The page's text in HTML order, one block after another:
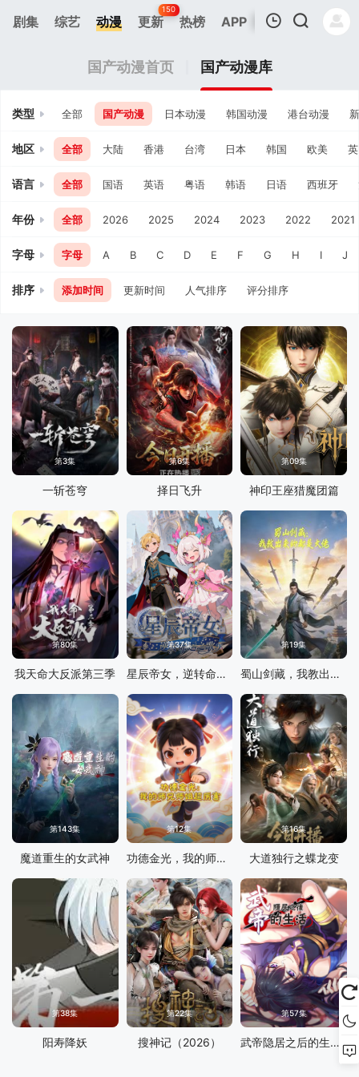
剧集 综艺 动漫 更新
150
热榜 APP
我的观影记录
暂无观看影片的记录
国产动漫首页 国产动漫库
类型 全部 国产动漫 日本动漫 韩国动漫 港台动漫
地区 全部 大陆 香港 台湾 日本 韩国 欧美
语言 全部 国语 英语 粤语 韩语 日语 西班牙
年份 全部 2026 2025 2024 2023 2022 2021
字母 字母 A B C D E F G H I J
排序 添加时间 更新时间 人气排序 评分排序
第3集
一斩苍穹
第6集
择日飞升
第09集
神印王座猎魔团篇
第80集
我天命大反派第三季
第37集
星辰帝女，逆转命运之歌
第19集
蜀山剑藏，我教出来的都是大佬动态漫画
第143集
魔道重生的女武神
第12集
功德金光，我的师兄师姐超厉害 动态漫画
第16集
大道独行之蝶龙变
第38集
阳寿降妖
第22集
搜神记（2026）
第57集
武帝隐居之后的生活动态漫画